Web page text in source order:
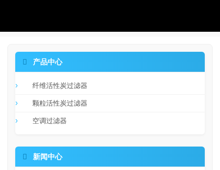
 产品中心
纤维活性炭过滤器
颗粒活性炭过滤器
空调过滤器
 新闻中心